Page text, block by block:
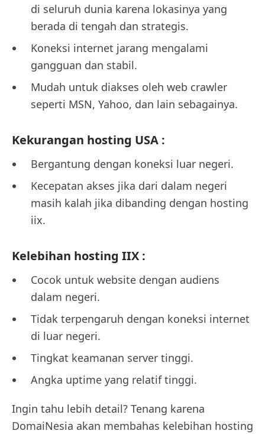
di seluruh dunia karena lokasinya yang
berada di tengah dan strategis.
Koneksi internet jarang mengalami
gangguan dan stabil.
Mudah untuk diakses oleh web crawler
seperti MSN, Yahoo, dan lain sebagainya.
Kekurangan hosting USA :
Bergantung dengan koneksi luar negeri.
Kecepatan akses jika dari dalam negeri
masih kalah jika dibanding dengan hosting
iix.
Kelebihan hosting IIX :
Cocok untuk website dengan audiens
dalam negeri.
Tidak terpengaruh dengan koneksi internet
di luar negeri.
Tingkat keamanan server tinggi.
Angka uptime yang relatif tinggi.
Ingin tahu lebih detail? Tenang karena
DomaiNesia akan membahas kelebihan hosting